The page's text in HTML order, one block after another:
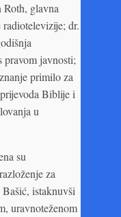
glavna
dr.
pravom javnosti;
primilo za
Biblije i
u
su
za
istaknuvši
uravnoteženom